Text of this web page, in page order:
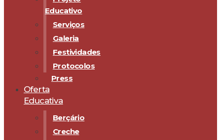
Educativo
Serviços
Galeria
Festividades
Protocolos
Press
Oferta
Educativa
Berçário
Creche